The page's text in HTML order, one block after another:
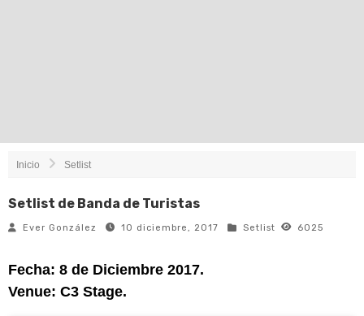
Inicio Setlist
Setlist de Banda de Turistas
Ever González 10 diciembre, 2017 Setlist 6025
Fecha: 8 de Diciembre 2017.
Venue: C3 Stage.